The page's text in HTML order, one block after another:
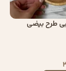
طرح بیضی